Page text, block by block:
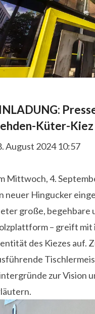
Küter-Kiez
August 2024 10:57
Mittwoch, 4.
neuer Hingucker
große, begehbare
– greift mit
des Kiezes auf.
zur Vision